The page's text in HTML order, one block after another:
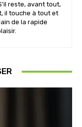
reste, avant tout,
il touche à tout et
de la rapide